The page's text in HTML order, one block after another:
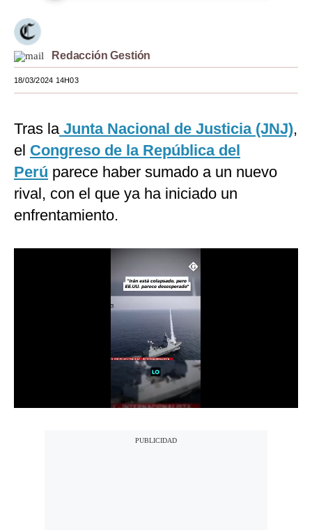
Estilos
Mundo
EEUU
España
Internacional
Tecnología
Redacción Gestión
18/03/2024 14H03
Tras la Junta Nacional de Justicia (JNJ),
el Congreso de la República del
Perú parece haber sumado a un nuevo
rival, con el que ya ha iniciado un
enfrentamiento.